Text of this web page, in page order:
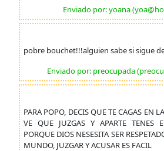
Enviado por: yoana
pobre bouchet!!!alguien sabe si sigue
Enviado por: preocupada
PARA POPO, DECIS QUE TE CAGAS EN
VE QUE JUZGAS Y APARTE TENES
PORQUE DIOS NESESITA SER
MUNDO, JUZGAR Y ACUSAR ES FACIL